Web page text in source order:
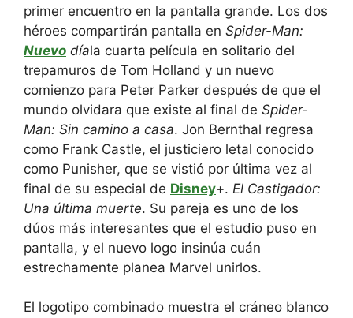
primer encuentro en la pantalla grande. Los dos
héroes compartirán pantalla en Spider-Man:
Nuevo díala cuarta película en solitario del
trepamuros de Tom Holland y un nuevo
comienzo para Peter Parker después de que el
mundo olvidara que existe al final de Spider-
Man: Sin camino a casa. Jon Bernthal regresa
como Frank Castle, el justiciero letal conocido
como Punisher, que se vistió por última vez al
final de su especial de Disney+. El Castigador:
Una última muerte. Su pareja es uno de los
dúos más interesantes que el estudio puso en
pantalla, y el nuevo logo insinúa cuán
estrechamente planea Marvel unirlos.
El logotipo combinado muestra el cráneo blanco